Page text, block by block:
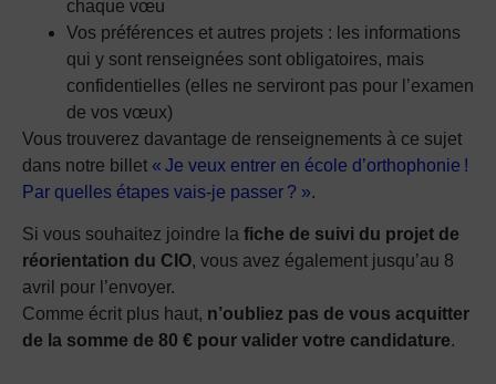
chaque vœu
Vos préférences et autres projets : les informations
qui y sont renseignées sont obligatoires, mais
confidentielles (elles ne serviront pas pour l’examen
de vos vœux)
Vous trouverez davantage de renseignements à ce sujet
dans notre billet « Je veux entrer en école d’orthophonie !
Par quelles étapes vais-je passer ? ».
Si vous souhaitez joindre la fiche de suivi du projet de
réorientation du CIO, vous avez également jusqu’au 8
avril pour l’envoyer.
Comme écrit plus haut, n’oubliez pas de vous acquitter
de la somme de 80 € pour valider votre candidature.